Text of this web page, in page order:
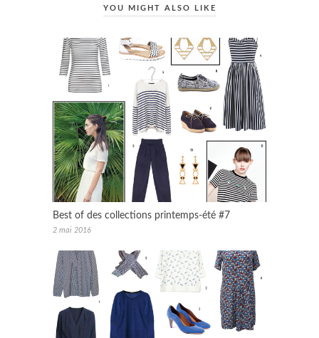
YOU MIGHT ALSO LIKE
Best of des collections printemps-été #7
2 mai 2016